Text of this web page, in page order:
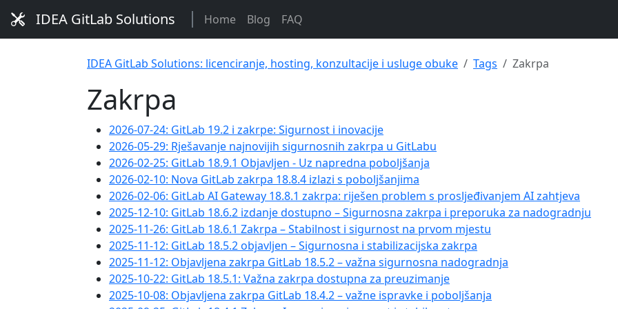
IDEA GitLab Solutions Home Blog FAQ
IDEA GitLab Solutions: licenciranje, hosting, konzultacije i usluge obuke Tags Zakrpa
Zakrpa
2026-07-24: GitLab 19.2 i zakrpe: Sigurnost i inovacije
2026-05-29: Rješavanje najnovijih sigurnosnih zakrpa u GitLabu
2026-02-25: GitLab 18.9.1 Objavljen - Uz napredna poboljšanja
2026-02-10: Nova GitLab zakrpa 18.8.4 izlazi s poboljšanjima
2026-02-06: GitLab AI Gateway 18.8.1 zakrpa: riješen problem s prosljeđivanjem AI zahtjeva
2025-12-10: GitLab 18.6.2 izdanje dostupno – Sigurnosna zakrpa i preporuka za nadogradnju
2025-11-26: GitLab 18.6.1 Zakrpa – Stabilnost i sigurnost na prvom mjestu
2025-11-12: GitLab 18.5.2 objavljen – Sigurnosna i stabilizacijska zakrpa
2025-11-12: Objavljena zakrpa GitLab 18.5.2 – važna sigurnosna nadogradnja
2025-10-22: GitLab 18.5.1: Važna zakrpa dostupna za preuzimanje
2025-10-08: Objavljena zakrpa GitLab 18.4.2 – važne ispravke i poboljšanja